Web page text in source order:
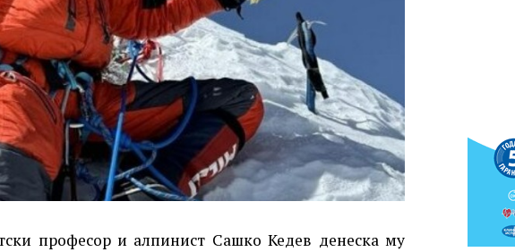
професор и алпинист Сашко Кедев денеска му